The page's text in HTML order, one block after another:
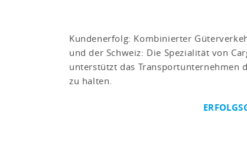
Kundenerfolg: Kombinierter
und der Schweiz: Die Spezialität von
unterstützt das Transportunternehmen
zu halten.